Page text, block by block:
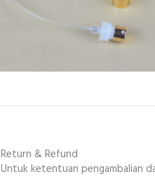
Return & Refund
Untuk ketentuan pengambalian